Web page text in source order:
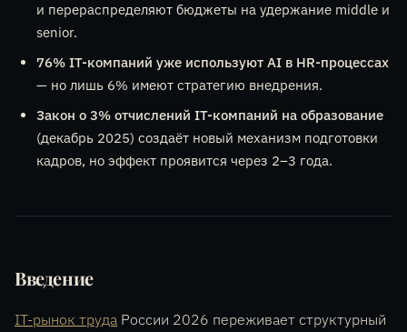
и перераспределяют бюджеты на удержание middle и
senior.
76% IT-компаний уже используют AI в HR-процессах
— но лишь 6% имеют стратегию внедрения.
Закон о 3% отчислений IT-компаний на образование
(декабрь 2025) создаёт новый механизм подготовки
кадров, но эффект проявится через 2–3 года.
Введение
IT-рынок труда России 2026 переживает структурный